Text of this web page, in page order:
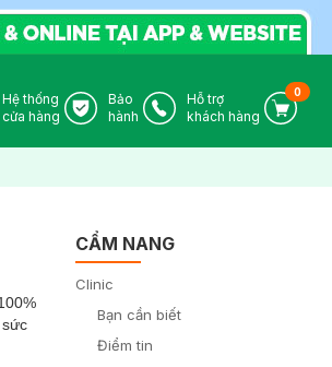
Store Icon
Hệ thống
cửa hàng
Warranty Icon
Bảo
hành
Phone Icon
Hỗ trợ
khách hàng
Cart
0
CẨM NANG
Clinic
Bạn cần biết
Điểm tin